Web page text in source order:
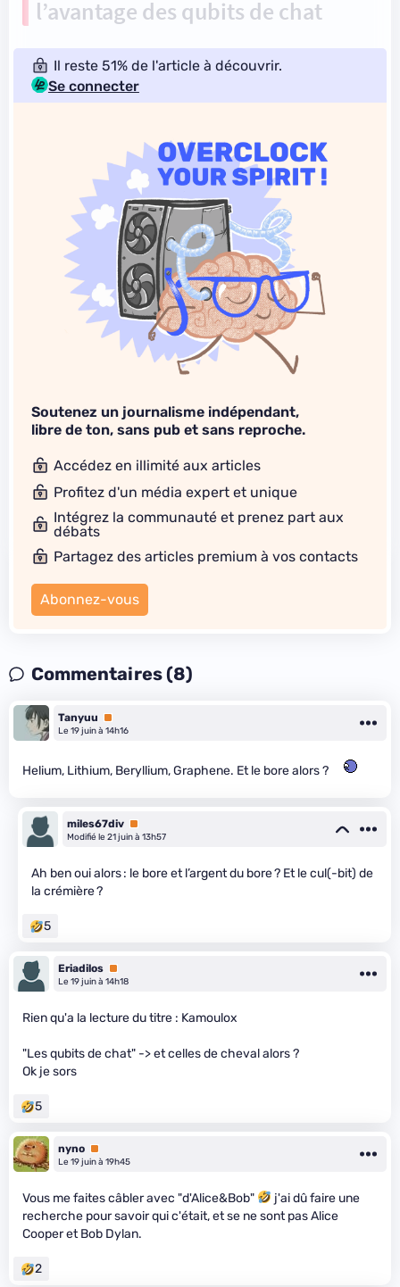
l’avantage des qubits de chat
Il reste 51% de l'article à découvrir.
Se connecter
Soutenez un journalisme indépendant,
libre de ton, sans pub et sans reproche.
Accédez en illimité aux articles
Profitez d'un média expert et unique
Intégrez la communauté et prenez part aux
débats
Partagez des articles premium à vos contacts
Abonnez-vous
Commentaires (8)
Tanyuu
Premium
Le 19 juin à 14h16
Helium, Lithium, Beryllium, Graphene. Et le bore alors ?
miles67div Premium
Modifié le 21 juin à 13h57
Ah ben oui alors : le bore et l’argent du bore ? Et le cul(-bit) de
la crémière ?
5
Eriadilos Premium
Le 19 juin à 14h18
Rien qu'a la lecture du titre : Kamoulox
"Les qubits de chat" -> et celles de cheval alors ?
Ok je sors
5
nyno Premium
Le 19 juin à 19h45
Vous me faites câbler avec "d'Alice&Bob"
j'ai dû faire une
recherche pour savoir qui c'était, et se ne sont pas Alice
Cooper et Bob Dylan.
2